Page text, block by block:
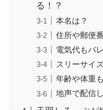
る！？
本名は？
住所や郵便
電気代もバ
スリーサイ
年齢や体重
地声で配信